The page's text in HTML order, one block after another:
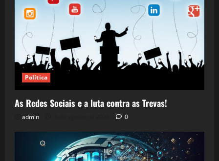
Política
As Redes Sociais e a luta contra as Trevas!
admin 0